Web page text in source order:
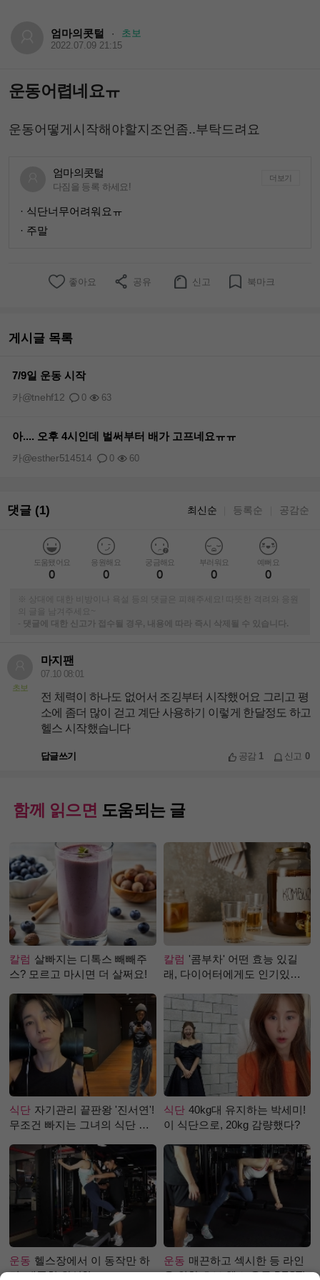
엄마의콧털 · 초보
2022.07.09 21:15
운동어렵네요ㅠ
운동어떻게시작해야할지조언좀..부탁드려요
엄마의콧털
다짐을 등록 하세요!
더보기
· 식단너무어려워요ㅠ
· 주말
좋아요 공유 신고 북마크
게시글 목록
7/9일 운동 시작
0 63
카@tnehf12
아.... 오후 4시인데 벌써부터 배가 고프네요ㅠㅠ
0 60
카@esther514514
댓글 (1) 최신순 등록순 공감순
도움됐어요
0
응원해요
0
궁금해요
0
부러워요
0
예뻐요
0
※ 상대에 대한 비방이나 욕설 등의 댓글은 피해주세요! 따뜻한 격려와 응원
의 글을 남겨주세요~
-
댓글에 대한 신고가 접수될 경우, 내용에 따라 즉시 삭제될 수 있습니다.
초보
마지팬
07.10 08:01
전 체력이 하나도 없어서 조깅부터 시작했어요 그리고 평
소에 좀더 많이 걷고 계단 사용하기 이렇게 한달정도 하고
헬스 시작했습니다
답글쓰기 공감 1 신고 0
함께 읽으면 도움되는 글
칼럼 살빠지는 디톡스 빼빼주
스? 모르고 마시면 더 살쩌요!
칼럼 '콤부차' 어떤 효능 있길
래, 다이어터에게도 인기있는
식단 자기관리 끝판왕 '진서연'!
무조건 빠지는 그녀의 식단 정
식단 40kg대 유지하는 박세미!
이 식단으로, 20kg 감량했다?
운동 헬스장에서 이 동작만 하
면, 애플힙 완성?!
운동 매끈하고 섹시한 등 라인
을 위한 초보 헬스 운동 BEST!